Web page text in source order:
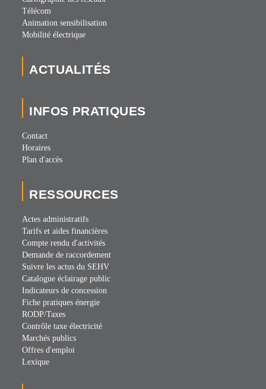
Télécom
Animation sensibilisation
Mobilité électrique
ACTUALITÉS
INFOS PRATIQUES
Contact
Horaires
Plan d'accès
RESSOURCES
Actes administratifs
Tarifs et aides financières
Compte rendu d'activités
Demande de raccordement
Suivre les actus du SEHV
Catalogue éclairage public
Indicateurs de concession
Fiche pratiques énergie
RODP/Taxes
Contrôle taxe électricité
Marchés publics
Offres d'emploi
Lexique